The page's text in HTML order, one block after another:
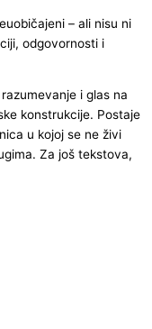
– ali nisu ni
odgovornosti i
i glas na
konstrukcije. Postaje
u kojoj se ne živi
Za još tekstova,